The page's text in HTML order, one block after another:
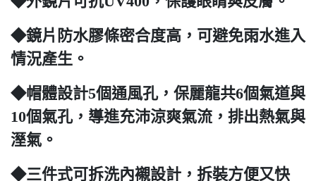
◆鏡片防水膠條密合度高，可避免雨水進入
情況產生。
◆帽體設計5個通風孔，保麗龍共6個氣道與
10個氣孔，導進充沛涼爽氣流，排出熱氣與
溼氣。
◆三件式可拆洗內襯設計，拆裝方便又快